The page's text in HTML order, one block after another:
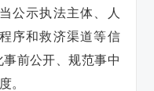
公示执法主体、人
序和救济渠道等信
前公开、规范事中
。